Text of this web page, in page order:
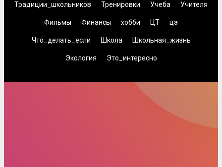
Традиции_школьников Тренировки Учеба Учителя
Фильмы Финансы хобби ЦТ цэ
Что_делать_если Школа Школьная_жизнь
Экология Это_интересно